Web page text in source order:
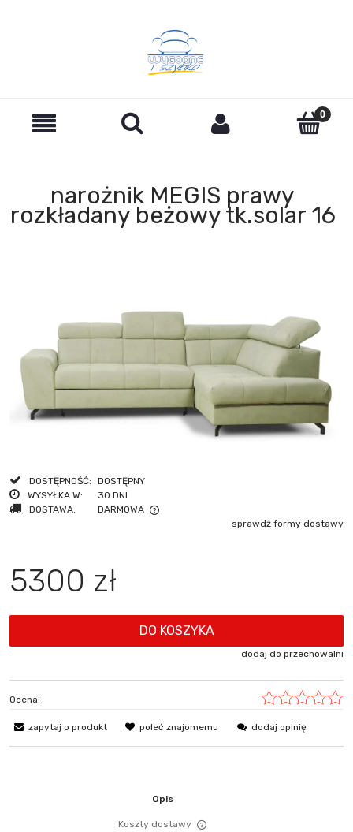
narożnik MEGIS prawy
rozkładany beżowy tk.solar 16
DOSTĘPNOŚĆ:
DOSTĘPNY
WYSYŁKA W:
30 DNI
DOSTAWA:
DARMOWA
CENA NIE ZAWIERA EWENTUALNYCH KOSZTÓW PŁATNOŚCI
sprawdź formy dostawy
5300 zł
DO KOSZYKA
dodaj do przechowalni
Ocena:
zapytaj o produkt poleć znajomemu dodaj opinię
Opis
Koszty dostawy